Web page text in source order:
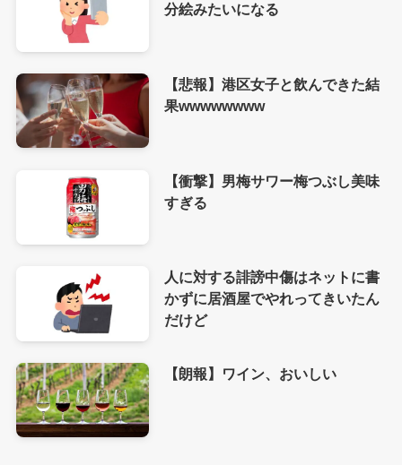
分絵みたいになる
【悲報】港区女子と飲んできた結
果wwwwwwww
【衝撃】男梅サワー梅つぶし美味
すぎる
人に対する誹謗中傷はネットに書
かずに居酒屋でやれってきいたん
だけど
【朗報】ワイン、おいしい